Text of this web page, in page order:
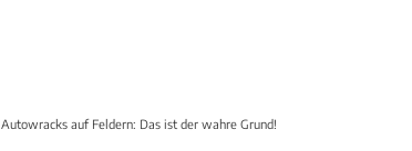
Autowracks auf Feldern: Das ist der wahre Grund!